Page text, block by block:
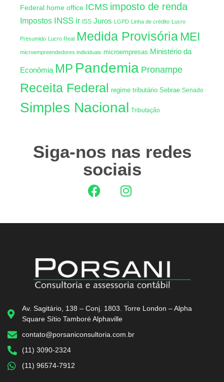
Federal home office ICMS imposto de renda
Impostos INSS ir ISS Juros LGPD Linha de crédito Lucro
Presumido Lucro Real Medida ProvisóriaMEI
microempreendedores individuais microempresas Ministério da
Econômia MP Pandemia Pronampe
Receita Federal regime tributário Sebrae Senado
Simples Nacional Tributação
Siga-nos nas redes
sociais
Av. Sagitário, 138 – Conj. 1803. Torre London – Alpha
Square Sítio Tamboré Alphaville
contato@porsaniconsultoria.com.br
(11) 3090-2324
(11) 96574-7912